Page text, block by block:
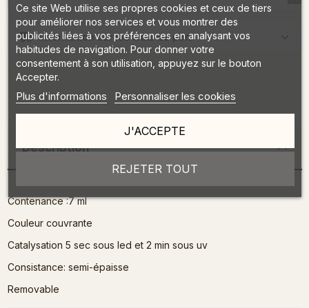
Information sur les frais de port
Description
Contenance :7 ml
Couleur couvrante
Catalysation 5 sec sous led et 2 min sous uv
Consistance: semi-épaisse
Removable
Ce site Web utilise ses propres cookies et ceux de tiers
pour améliorer nos services et vous montrer des
publicités liées à vos préférences en analysant vos
habitudes de navigation. Pour donner votre
consentement à son utilisation, appuyez sur le bouton
Accepter.
Plus d'informations Personnaliser les cookies
REJETER TOUT
J'ACCEPTE